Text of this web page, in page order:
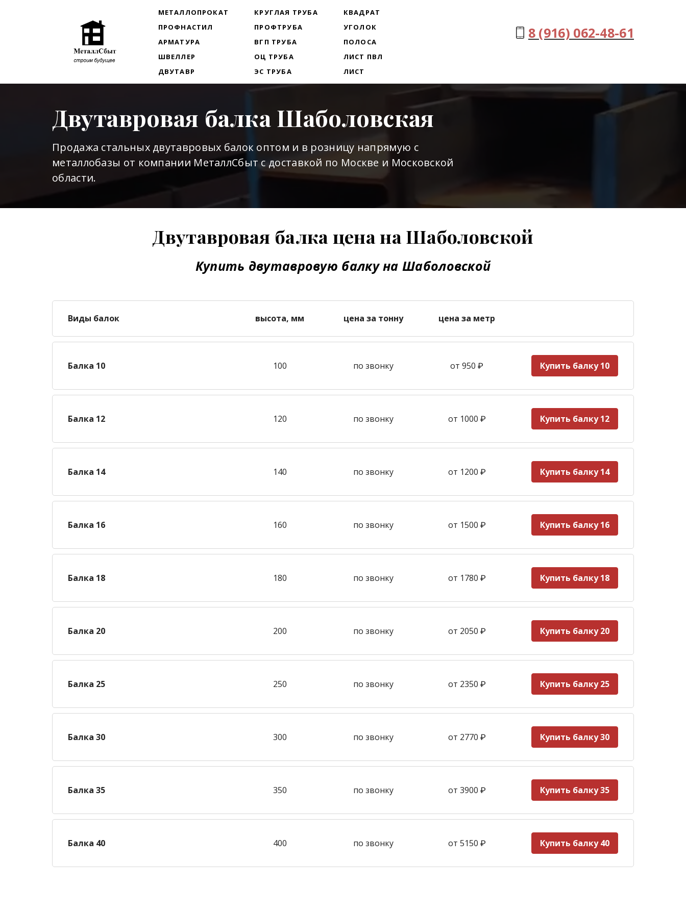
МЕТАЛЛОПРОКАТ
ПРОФНАСТИЛ
АРМАТУРА
ШВЕЛЛЕР
ДВУТАВР
КРУГЛАЯ ТРУБА
ПРОФТРУБА
ВГП ТРУБА
ОЦ ТРУБА
ЭС ТРУБА
КВАДРАТ
УГОЛОК
ПОЛОСА
ЛИСТ ПВЛ
ЛИСТ
8 (916) 062-48-61
Двутавровая балка Шаболовская
Продажа стальных двутавровых балок оптом и в розницу напрямую с
металлобазы от компании МеталлСбыт с доставкой по Москве и Московской
области.
Двутавровая балка цена на Шаболовской
Купить двутавровую балку на Шаболовской
Виды балок высота, мм цена за тонну цена за метр
Балка 10 100 по звонку от 950 ₽ Купить балку 10
Балка 12 120 по звонку от 1000 ₽ Купить балку 12
Балка 14 140 по звонку от 1200 ₽ Купить балку 14
Балка 16 160 по звонку от 1500 ₽ Купить балку 16
Балка 18 180 по звонку от 1780 ₽ Купить балку 18
Балка 20 200 по звонку от 2050 ₽ Купить балку 20
Балка 25 250 по звонку от 2350 ₽ Купить балку 25
Балка 30 300 по звонку от 2770 ₽ Купить балку 30
Балка 35 350 по звонку от 3900 ₽ Купить балку 35
Балка 40 400 по звонку от 5150 ₽ Купить балку 40